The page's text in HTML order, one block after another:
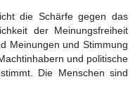
die Schärfe gegen das
der Meinungsfreiheit
Meinungen und Stimmung
und politische
Die Menschen sind